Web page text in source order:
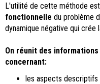
L'utilité de cette méthode
fonctionnelle du problème
dynamique négative qui crée
On réunit des
concernant:
les aspects descriptifs